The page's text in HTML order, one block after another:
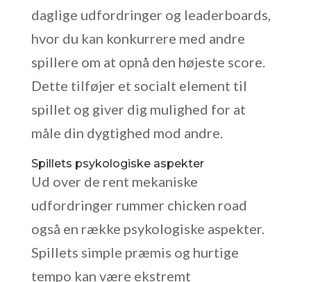
daglige udfordringer og leaderboards,
hvor du kan konkurrere med andre
spillere om at opnå den højeste score.
Dette tilføjer et socialt element til
spillet og giver dig mulighed for at
måle din dygtighed mod andre.
Spillets psykologiske aspekter
Ud over de rent mekaniske
udfordringer rummer chicken road
også en række psykologiske aspekter.
Spillets simple præmis og hurtige
tempo kan være ekstremt